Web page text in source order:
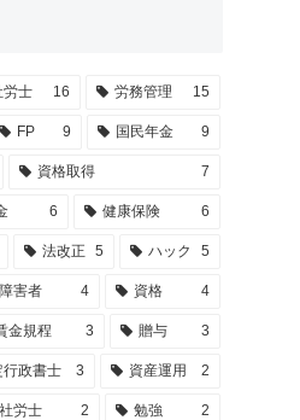
労士 16 労務管理 15
FP 9 国民年金 9
資格取得 7
6 健康保険 6
法改正 5 ハック 5
障害者 4 資格 4
金規程 3 贈与 3
行政書士 3 資産運用 2
労士 2 勉強 2